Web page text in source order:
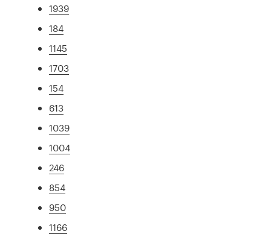
1939
184
1145
1703
154
613
1039
1004
246
854
950
1166